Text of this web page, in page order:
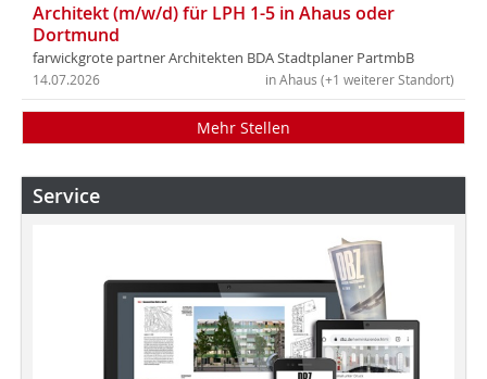
Architekt (m/w/d) für LPH 1-5 in Ahaus oder
Dortmund
farwickgrote partner Architekten BDA Stadtplaner PartmbB
in Ahaus (+1 weiterer Standort)
14.07.2026
Mehr Stellen
Service